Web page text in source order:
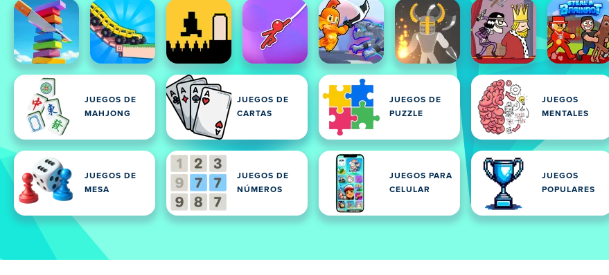
JUEGOS DE
MAHJONG
JUEGOS DE
CARTAS
JUEGOS DE
PUZZLE
JUEGOS
MENTALES
JUEGOS DE
MESA
JUEGOS DE
NÚMEROS
JUEGOS PARA
CELULAR
JUEGOS
POPULARES